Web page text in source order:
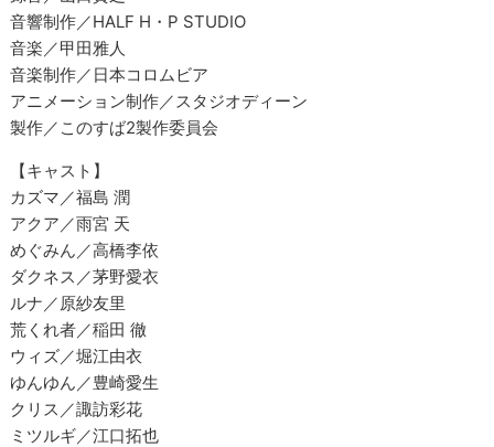
音響制作／HALF H・P STUDIO
音楽／甲田雅人
音楽制作／日本コロムビア
アニメーション制作／スタジオディーン
製作／このすば2製作委員会
【キャスト】
カズマ／福島 潤
アクア／雨宮 天
めぐみん／高橋李依
ダクネス／茅野愛衣
ルナ／原紗友里
荒くれ者／稲田 徹
ウィズ／堀江由衣
ゆんゆん／豊崎愛生
クリス／諏訪彩花
ミツルギ／江口拓也